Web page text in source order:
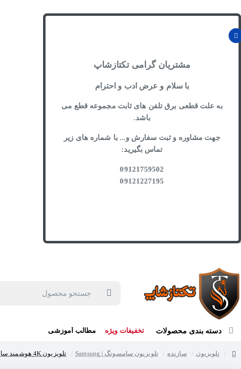
مشتریان گرامی تکتازشاپ
با سلام و عرض ادب و احترام
به علت قطعی برق تلفن های ثابت مجموعه قطع می
باشد.
جهت مشاوره و ثبت سفارش و... با شماره های زیر
تماس بگیرید:
09121759502
09121227195
دسته بندی محصولات تخفیفات ویژه مطالب آموزشی
تلویزیون سازنده تلویزیون سامسونگ | Samsung تلویزیون 4K هوشمند سامسونگ LED TV Smart Samsung 55MU7995 سایز 55 اینچ